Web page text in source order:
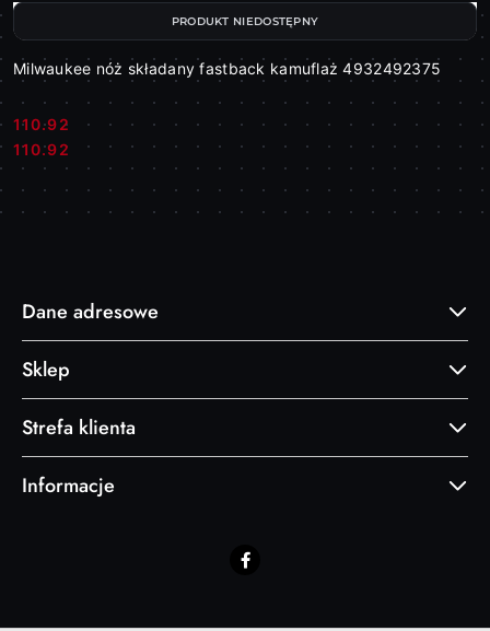
Milwaukee nóż składany fastback kamuflaż 4932492375
Cena:
110.92
Cena:
110.92
PRODUKT NIEDOSTĘPNY
Dane adresowe
Sklep
Strefa klienta
Informacje